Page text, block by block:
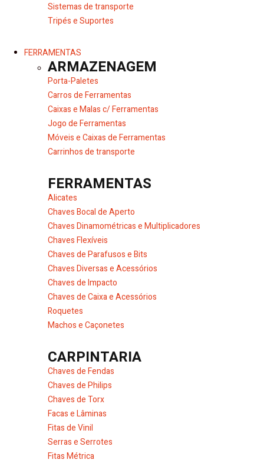
Sistemas de transporte
Tripés e Suportes
FERRAMENTAS
ARMAZENAGEM
Porta-Paletes
Carros de Ferramentas
Caixas e Malas c/ Ferramentas
Jogo de Ferramentas
Móveis e Caixas de Ferramentas
Carrinhos de transporte
FERRAMENTAS
Alicates
Chaves Bocal de Aperto
Chaves Dinamométricas e Multiplicadores
Chaves Flexíveis
Chaves de Parafusos e Bits
Chaves Diversas e Acessórios
Chaves de Impacto
Chaves de Caixa e Acessórios
Roquetes
Machos e Caçonetes
CARPINTARIA
Chaves de Fendas
Chaves de Philips
Chaves de Torx
Facas e Lâminas
Fitas de Vinil
Serras e Serrotes
Fitas Métrica